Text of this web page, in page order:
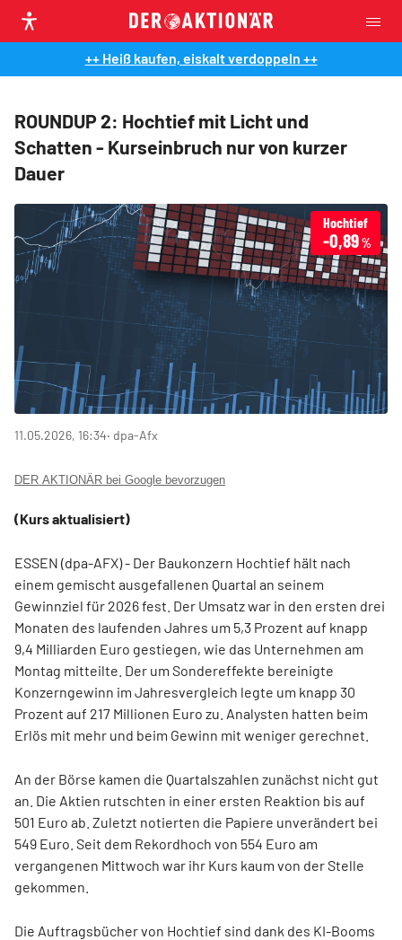
++ Heiß kaufen, eiskalt verdoppeln ++
ROUNDUP 2: Hochtief mit Licht und
Schatten - Kurseinbruch nur von kurzer
Dauer
Hochtief
-0,89%
11.05.2026, 16:34‧ dpa-Afx
DER AKTIONÄR bei Google bevorzugen
(Kurs aktualisiert)
ESSEN (dpa-AFX) - Der Baukonzern Hochtief hält nach
einem gemischt ausgefallenen Quartal an seinem
Gewinnziel für 2026 fest. Der Umsatz war in den ersten drei
Monaten des laufenden Jahres um 5,3 Prozent auf knapp
9,4 Milliarden Euro gestiegen, wie das Unternehmen am
Montag mitteilte. Der um Sondereffekte bereinigte
Konzerngewinn im Jahresvergleich legte um knapp 30
Prozent auf 217 Millionen Euro zu. Analysten hatten beim
Erlös mit mehr und beim Gewinn mit weniger gerechnet.
An der Börse kamen die Quartalszahlen zunächst nicht gut
an. Die Aktien rutschten in einer ersten Reaktion bis auf
501 Euro ab. Zuletzt notierten die Papiere unverändert bei
549 Euro. Seit dem Rekordhoch von 554 Euro am
vergangenen Mittwoch war ihr Kurs kaum von der Stelle
gekommen.
Die Auftragsbücher von Hochtief sind dank des KI-Booms